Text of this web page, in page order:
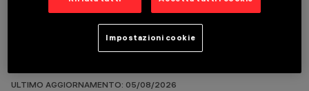
ULTIMO AGGIORNAMENTO: 05/08/2026
Impostazioni cookie